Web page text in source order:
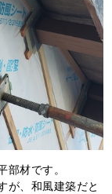
材です。
が、和風建築だと